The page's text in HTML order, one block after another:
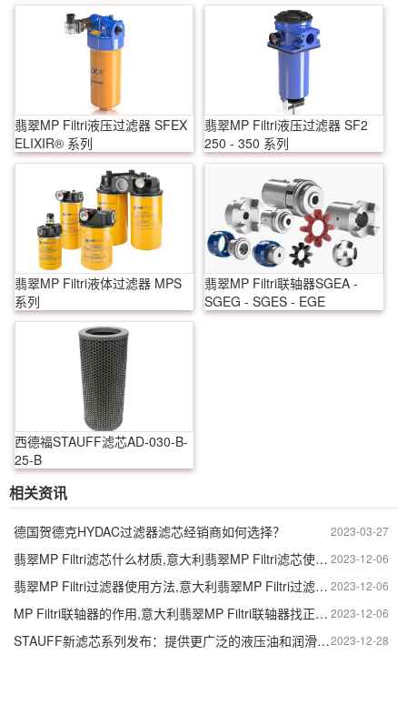
翡翠MP Filtri液压过滤器 SFEX
ELIXIR® 系列
翡翠MP Filtri液压过滤器 SF2
250 - 350 系列
翡翠MP Filtri液体过滤器 MPS
系列
翡翠MP Filtri联轴器SGEA -
SGEG - SGES - EGE
西德福STAUFF滤芯AD-030-B-
25-B
相关资讯
2023-03-27
德国贺德克HYDAC过滤器滤芯经销商如何选择？
2023-12-06
翡翠MP Filtri滤芯什么材质,意大利翡翠MP Filtri滤芯使用方法
2023-12-06
翡翠MP Filtri过滤器使用方法,意大利翡翠MP Filtri过滤器配置步骤
2023-12-06
MP Filtri联轴器的作用,意大利翡翠MP Filtri联轴器找正的简单方法
2023-12-28
STAUFF新滤芯系列发布：提供更广泛的液压油和润滑油过滤解决方案